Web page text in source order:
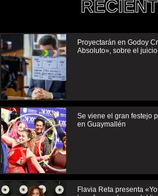
Proyectarán en Godoy
Absoluto», sobre el
Se viene el gran festejo
en Guaymallén
Flavia Reta presenta